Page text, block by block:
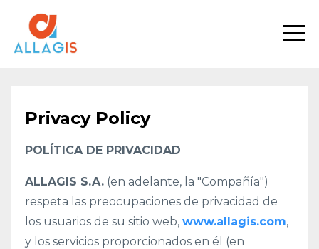
Privacy Policy
POLÍTICA DE PRIVACIDAD
ALLAGIS S.A. (en adelante, la "Compañía")
respeta las preocupaciones de privacidad de
los usuarios de su sitio web, www.allagis.com,
y los servicios proporcionados en él (en